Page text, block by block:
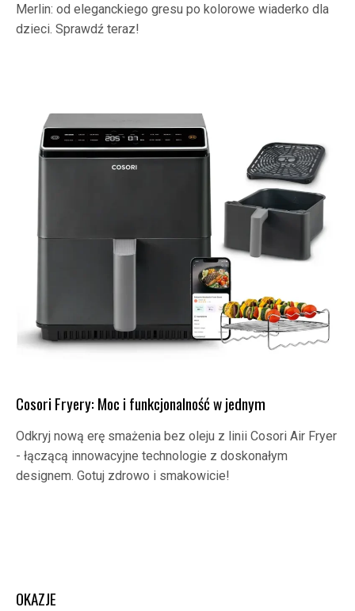
Merlin: od eleganckiego gresu po kolorowe wiaderko dla
dzieci. Sprawdź teraz!
Cosori Fryery: Moc i funkcjonalność w jednym
Odkryj nową erę smażenia bez oleju z linii Cosori Air Fryer
- łączącą innowacyjne technologie z doskonałym
designem. Gotuj zdrowo i smakowicie!
OKAZJE